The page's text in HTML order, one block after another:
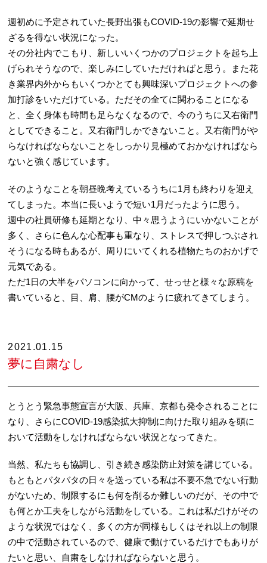
週初めに予定されていた長野出張もCOVID-19の影響で延期せ
ざるを得ない状況になった。
その分社内でこもり、新しいいくつかのプロジェクトを起ち上
げられそうなので、楽しみにしていただければと思う。また花
き業界内外からもいくつかとても興味深いプロジェクトへの参
加打診をいただけている。ただその全てに関わることになる
と、全く身体も時間も足らなくなるので、今のうちに又右衛門
としてできること。又右衛門しかできないこと。又右衛門がや
らなければならないことをしっかり見極めておかなければなら
ないと強く感じています。
そのようなことを朝昼晩考えているうちに1月も終わりを迎え
てしまった。本当に長いようで短い1月だったように思う。
週中の社員研修も延期となり、中々思うようにいかないことが
多く、さらに色んな心配事も重なり、ストレスで押しつぶされ
そうになる時もあるが、周りにいてくれる植物たちのおかげで
元気である。
ただ1日の大半をパソコンに向かって、せっせと様々な原稿を
書いていると、目、肩、腰がCMのように疲れてきてしまう。
2021.01.15
夢に自粛なし
とうとう緊急事態宣言が大阪、兵庫、京都も発令されることに
なり、さらにCOVID-19感染拡大抑制に向けた取り組みを頭に
おいて活動をしなければならない状況となってきた。
当然、私たちも協調し、引き続き感染防止対策を講じている。
もともとバタバタの日々を送っている私は不要不急でない行動
がないため、制限するにも何を削るか難しいのだが、その中で
も何とか工夫をしながら活動をしている。これは私だけがその
ような状況ではなく、多くの方が同様もしくはそれ以上の制限
の中で活動されているので、健康で動けているだけでもありが
たいと思い、自粛をしなければならないと思う。